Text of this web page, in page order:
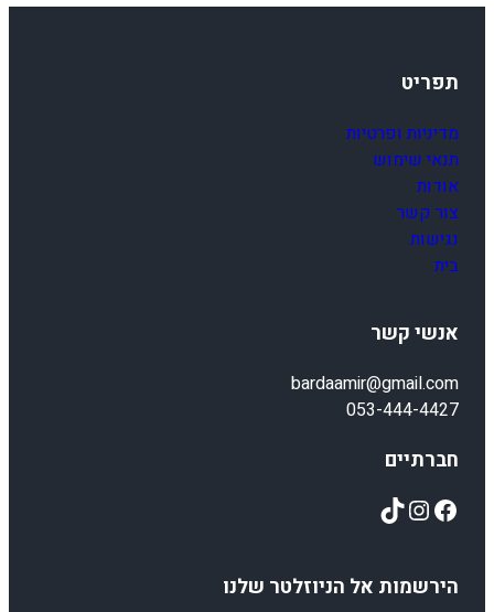
תפריט
מדיניות ופרטיות
תנאי שימוש
אודות
צור קשר
נגישות
בית
אנשי קשר
bardaamir@gmail.com
053-444-4427
חברתיים
Facebook
Instagram
TikTok
הירשמות אל הניוזלטר שלנו